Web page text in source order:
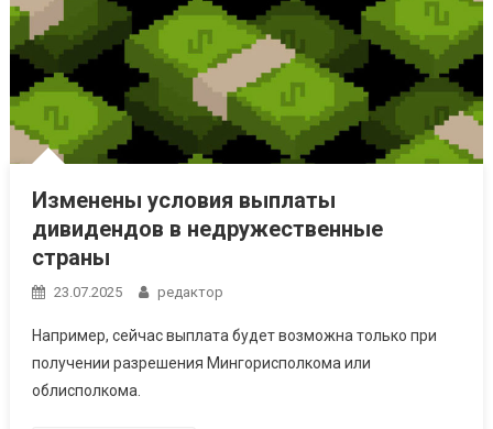
Изменены условия выплаты
дивидендов в недружественные
страны
23.07.2025 редактор
Например, сейчас выплата будет возможна только при
получении разрешения Мингорисполкома или
облисполкома.